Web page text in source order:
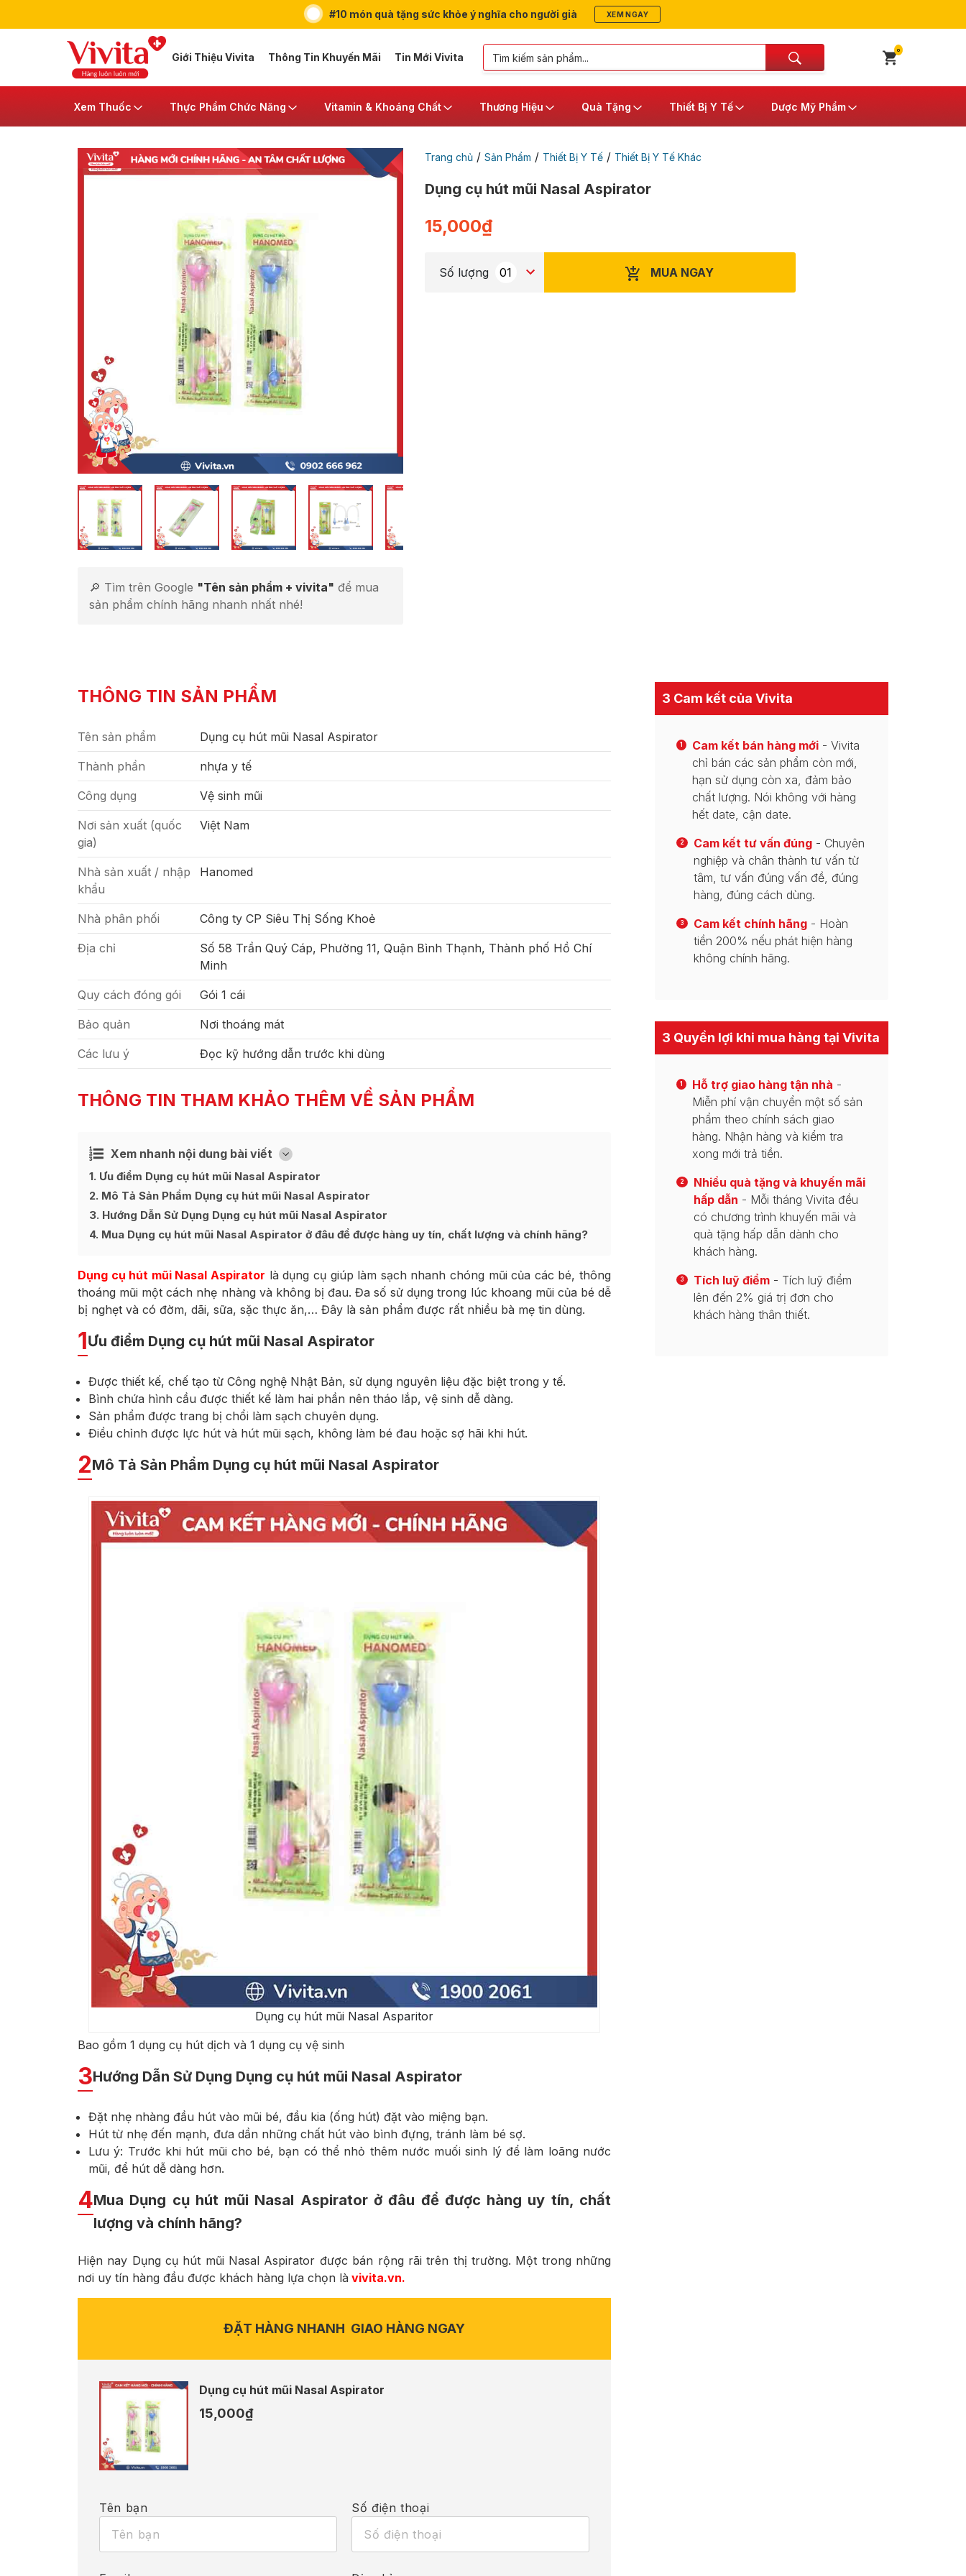
#10 món quà tặng sức khỏe ý nghĩa cho người già XEM NGAY
Giới Thiệu Vivita Thông Tin Khuyến Mãi Tin Mới Vivita
0
Xem Thuốc Thực Phẩm Chức Năng Vitamin & Khoáng Chất Thương Hiệu Quà Tặng Thiết Bị Y Tế Dược Mỹ Phẩm
🔎 Tìm trên Google "Tên sản phẩm + vivita" để mua
sản phẩm chính hãng nhanh nhất nhé!
Trang chủ/ Sản Phẩm / Thiết Bị Y Tế/ Thiết Bị Y Tế Khác
Dụng cụ hút mũi Nasal Aspirator
15,000₫
Số lượng MUA NGAY
THÔNG TIN SẢN PHẨM
Tên sản phẩm Dụng cụ hút mũi Nasal Aspirator
Thành phần nhựa y tế
Công dụng Vệ sinh mũi
Nơi sản xuất (quốc
gia)
Việt Nam
Nhà sản xuất / nhập
khẩu
Hanomed
Nhà phân phối Công ty CP Siêu Thị Sống Khoẻ
Địa chỉ
Số 58 Trần Quý Cáp, Phường 11, Quận Bình Thạnh, Thành phố Hồ Chí
Minh
Quy cách đóng gói Gói 1 cái
Bảo quản Nơi thoáng mát
Các lưu ý Đọc kỹ hướng dẫn trước khi dùng
THÔNG TIN THAM KHẢO THÊM VỀ SẢN PHẨM
Xem nhanh nội dung bài viết [
Ẩn
1 Ưu điểm Dụng cụ hút mũi Nasal Aspirator
2 Mô Tả Sản Phẩm Dụng cụ hút mũi Nasal Aspirator
3 Hướng Dẫn Sử Dụng Dụng cụ hút mũi Nasal Aspirator
4 Mua Dụng cụ hút mũi Nasal Aspirator ở đâu để được hàng uy tín, chất lượng và chính hãng?
Dụng cụ hút mũi Nasal Aspirator là dụng cụ giúp làm sạch nhanh chóng mũi của các bé, thông
thoáng mũi một cách nhẹ nhàng và không bị đau. Đa số sử dụng trong lúc khoang mũi của bé dễ
bị nghẹt và có đờm, dãi, sữa, sặc thực ăn,… Đây là sản phẩm được rất nhiều bà mẹ tin dùng.
1Ưu điểm Dụng cụ hút mũi Nasal Aspirator
Được thiết kế, chế tạo từ Công nghệ Nhật Bản, sử dụng nguyên liệu đặc biệt trong y tế.
Bình chứa hình cầu được thiết kế làm hai phần nên tháo lắp, vệ sinh dễ dàng.
Sản phẩm được trang bị chổi làm sạch chuyên dụng.
Điều chỉnh được lực hút và hút mũi sạch, không làm bé đau hoặc sợ hãi khi hút.
2Mô Tả Sản Phẩm Dụng cụ hút mũi Nasal Aspirator
Dụng cụ hút mũi Nasal Asparitor
Bao gồm 1 dụng cụ hút dịch và 1 dụng cụ vệ sinh
3Hướng Dẫn Sử Dụng Dụng cụ hút mũi Nasal Aspirator
Đặt nhẹ nhàng đầu hút vào mũi bé, đầu kia (ống hút) đặt vào miệng bạn.
Hút từ nhẹ đến mạnh, đưa dần những chất hút vào bình đựng, tránh làm bé sợ.
Lưu ý: Trước khi hút mũi cho bé, bạn có thể nhỏ thêm nước muối sinh lý để làm loãng nước
mũi, để hút dễ dàng hơn.
4Mua Dụng cụ hút mũi Nasal Aspirator ở đâu để được hàng uy tín, chất
lượng và chính hãng?
Hiện nay Dụng cụ hút mũi Nasal Aspirator được bán rộng rãi trên thị trường. Một trong những
nơi uy tín hàng đầu được khách hàng lựa chọn là vivita.vn.
ĐẶT HÀNG NHANH GIAO HÀNG NGAY
Dụng cụ hút mũi Nasal Aspirator
15,000₫
Tên bạn Số điện thoại
3 Cam kết của Vivita
1 Cam kết bán hàng mới - Vivita
chỉ bán các sản phẩm còn mới,
hạn sử dụng còn xa, đảm bảo
chất lượng. Nói không với hàng
hết date, cận date.
2 Cam kết tư vấn đúng - Chuyên
nghiệp và chân thành tư vấn từ
tâm, tư vấn đúng vấn đề, đúng
hàng, đúng cách dùng.
3 Cam kết chính hãng - Hoàn
tiền 200% nếu phát hiện hàng
không chính hãng.
3 Quyền lợi khi mua hàng tại Vivita
1 Hỗ trợ giao hàng tận nhà -
Miễn phí vận chuyển một số sản
phẩm theo chính sách giao
hàng. Nhận hàng và kiểm tra
xong mới trả tiền.
2
Nhiều quà tặng và khuyến mãi
hấp dẫn - Mỗi tháng Vivita đều
có chương trình khuyến mãi và
quà tặng hấp dẫn dành cho
khách hàng.
3 Tích luỹ điểm - Tích luỹ điểm
lên đến 2% giá trị đơn cho
khách hàng thân thiết.